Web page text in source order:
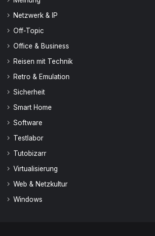
Netzwerk & IP
Off-Topic
Office & Business
Reisen mit Technik
Retro & Emulation
Sicherheit
Smart Home
Software
Testlabor
Tutobizarr
Virtualisierung
Web & Netzkultur
Windows